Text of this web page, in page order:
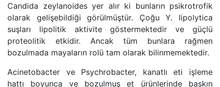
Candida zeylanoides yer alır ki bunların psikrotrofik
olarak gelişebildiği görülmüştür. Çoğu Y. lipolytica
suşları lipolitik aktivite göstermektedir ve güçlü
proteolitik etkidir. Ancak tüm bunlara rağmen
bozulmada mayaların rolü tam olarak bilinmemektedir.
Acinetobacter ve Psychrobacter, kanatlı eti işleme
hattı boyunca ve bozulmuş et ürünlerinde baskın